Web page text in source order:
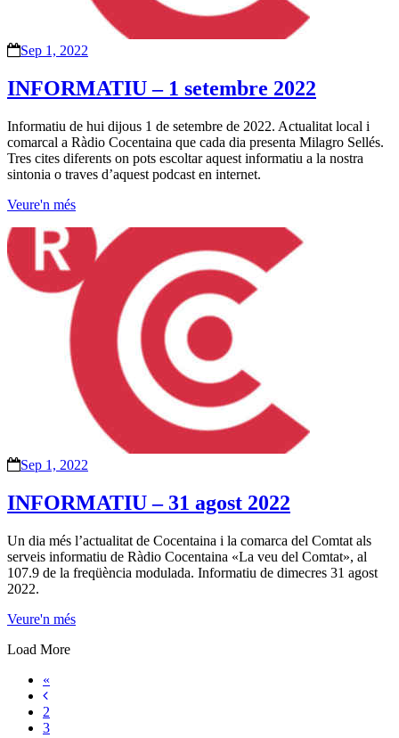
Sep 1, 2022
INFORMATIU – 1 setembre 2022
Informatiu de hui dijous 1 de setembre de 2022. Actualitat local i
comarcal a Ràdio Cocentaina que cada dia presenta Milagro Sellés.
Tres cites diferents on pots escoltar aquest informatiu a la nostra
sintonia o traves d’aquest podcast en internet.
Veure'n més
Sep 1, 2022
INFORMATIU – 31 agost 2022
Un dia més l’actualitat de Cocentaina i la comarca del Comtat als
serveis informatiu de Ràdio Cocentaina «La veu del Comtat», al
107.9 de la freqüència modulada. Informatiu de dimecres 31 agost
2022.
Veure'n més
Load More
«
2
3